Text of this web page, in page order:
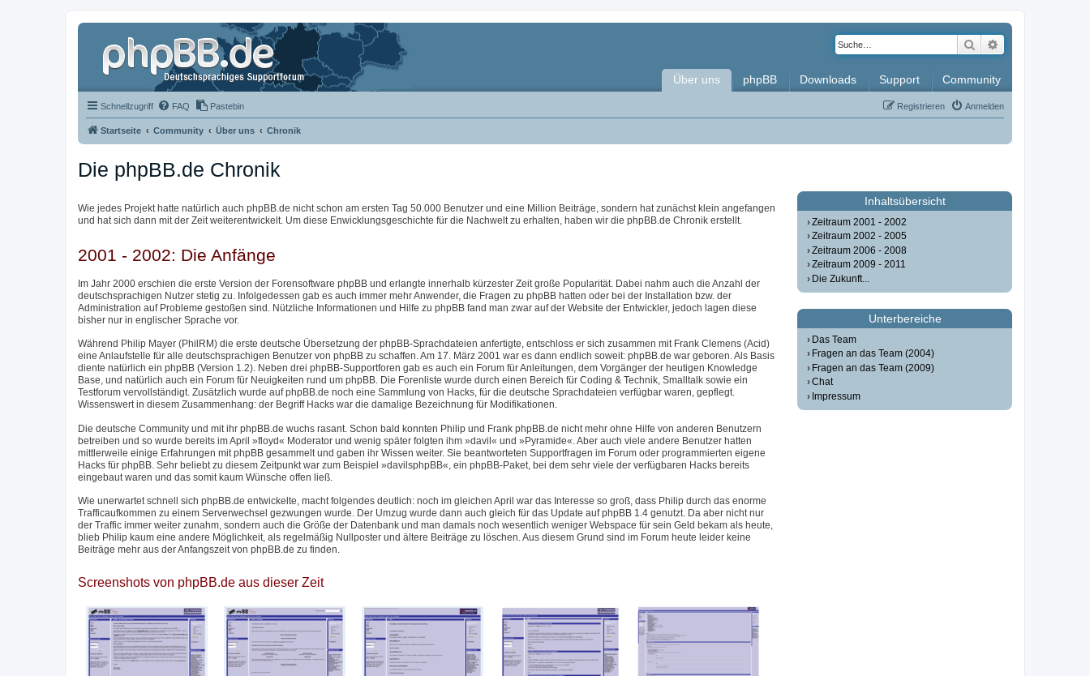
Suche
Über uns phpBB Downloads Support Community
Schnellzugriff FAQ Pastebin Anmelden
Registrieren
Startseite Community Über uns Chronik
Die phpBB.de Chronik
Wie jedes Projekt hatte natürlich auch phpBB.de nicht schon am ersten Tag 50.000 Benutzer und eine Million Beiträge, sondern hat zunächst klein angefangen
und hat sich dann mit der Zeit weiterentwickelt. Um diese Enwicklungsgeschichte für die Nachwelt zu erhalten, haben wir die phpBB.de Chronik erstellt.
2001 - 2002: Die Anfänge
Im Jahr 2000 erschien die erste Version der Forensoftware phpBB und erlangte innerhalb kürzester Zeit große Popularität. Dabei nahm auch die Anzahl der
deutschsprachigen Nutzer stetig zu. Infolgedessen gab es auch immer mehr Anwender, die Fragen zu phpBB hatten oder bei der Installation bzw. der
Administration auf Probleme gestoßen sind. Nützliche Informationen und Hilfe zu phpBB fand man zwar auf der Website der Entwickler, jedoch lagen diese
bisher nur in englischer Sprache vor.
Während Philip Mayer (PhilRM) die erste deutsche Übersetzung der phpBB-Sprachdateien anfertigte, entschloss er sich zusammen mit Frank Clemens (Acid)
eine Anlaufstelle für alle deutschsprachigen Benutzer von phpBB zu schaffen. Am 17. März 2001 war es dann endlich soweit: phpBB.de war geboren. Als Basis
diente natürlich ein phpBB (Version 1.2). Neben drei phpBB-Supportforen gab es auch ein Forum für Anleitungen, dem Vorgänger der heutigen Knowledge
Base, und natürlich auch ein Forum für Neuigkeiten rund um phpBB. Die Forenliste wurde durch einen Bereich für Coding & Technik, Smalltalk sowie ein
Testforum vervollständigt. Zusätzlich wurde auf phpBB.de noch eine Sammlung von Hacks, für die deutsche Sprachdateien verfügbar waren, gepflegt.
Wissenswert in diesem Zusammenhang: der Begriff Hacks war die damalige Bezeichnung für Modifikationen.
Die deutsche Community und mit ihr phpBB.de wuchs rasant. Schon bald konnten Philip und Frank phpBB.de nicht mehr ohne Hilfe von anderen Benutzern
betreiben und so wurde bereits im April »floyd« Moderator und wenig später folgten ihm »davil« und »Pyramide«. Aber auch viele andere Benutzer hatten
mittlerweile einige Erfahrungen mit phpBB gesammelt und gaben ihr Wissen weiter. Sie beantworteten Supportfragen im Forum oder programmierten eigene
Hacks für phpBB. Sehr beliebt zu diesem Zeitpunkt war zum Beispiel »davilsphpBB«, ein phpBB-Paket, bei dem sehr viele der verfügbaren Hacks bereits
eingebaut waren und das somit kaum Wünsche offen ließ.
Wie unerwartet schnell sich phpBB.de entwickelte, macht folgendes deutlich: noch im gleichen April war das Interesse so groß, dass Philip durch das enorme
Trafficaufkommen zu einem Serverwechsel gezwungen wurde. Der Umzug wurde dann auch gleich für das Update auf phpBB 1.4 genutzt. Da aber nicht nur
der Traffic immer weiter zunahm, sondern auch die Größe der Datenbank und man damals noch wesentlich weniger Webspace für sein Geld bekam als heute,
blieb Philip kaum eine andere Möglichkeit, als regelmäßig Nullposter und ältere Beiträge zu löschen. Aus diesem Grund sind im Forum heute leider keine
Beiträge mehr aus der Anfangszeit von phpBB.de zu finden.
Screenshots von phpBB.de aus dieser Zeit
Inhaltsübersicht
Zeitraum 2001 - 2002
Zeitraum 2002 - 2005
Zeitraum 2006 - 2008
Zeitraum 2009 - 2011
Die Zukunft...
Unterbereiche
Das Team
Fragen an das Team (2004)
Fragen an das Team (2009)
Chat
Impressum